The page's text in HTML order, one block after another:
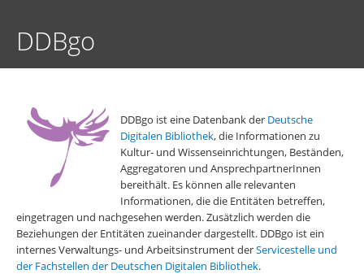
DDBgo
DDBgo ist eine Datenbank der Deutsche
Digitalen Bibliothek, die Informationen zu
Kultur- und Wissenseinrichtungen, Beständen,
Aggregatoren und AnsprechpartnerInnen
bereithält. Es können alle relevanten
Informationen, die die Entitäten betreffen,
eingetragen und nachgesehen werden. Zusätzlich werden die
Beziehungen der Entitäten zueinander dargestellt. DDBgo ist ein
internes Verwaltungs- und Arbeitsinstrument derServicestelle und
der Fachstellen der Deutschen Digitalen Bibliothek.